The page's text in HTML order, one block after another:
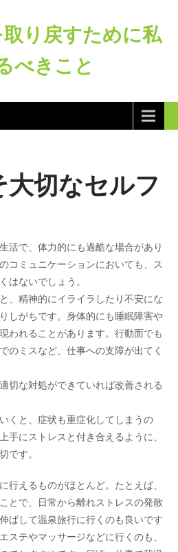
り戻すために私
べきこと
切なセルフ
活で、体力的にも過酷な場合があり
コミュニケーションにおいても、ス
はないでしょう。
、精神的にイライラしたり不安にな
しがちです。身体的にも睡眠障害や
われることがあります。行動面でも
のミスなど、仕事への支障が出てく
切な対処ができていれば改善される
くと、症状も重症化してしまうの
手にストレスと付き合えるように、
です。
行えるものがほとんど。たとえば、
とで、日常から離れストレスの発散
ばして温泉旅行に行くのも良いです
ステやマッサージなどに行くのも、